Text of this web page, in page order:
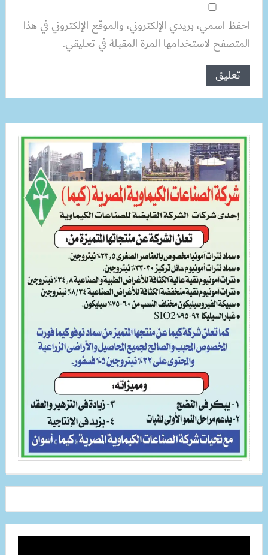
احفظ اسمي، بريدي الإلكتروني، والموقع الإلكتروني في هذا
المتصفح لاستخدامها المرة المقبلة في تعليقي.